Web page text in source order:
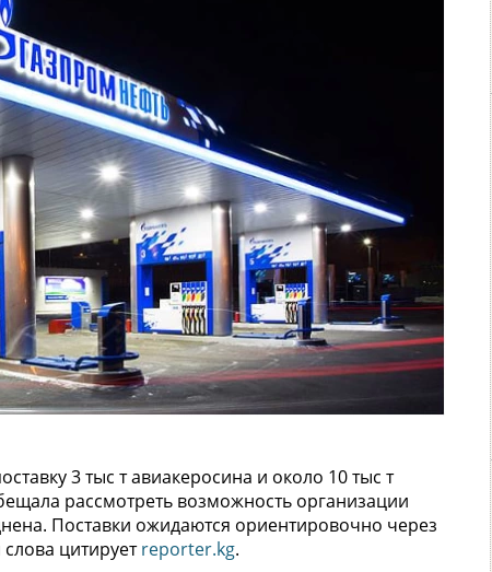
3 тыс т авиакеросина и около 10 тыс т
рассмотреть возможность организации
Поставки ожидаются ориентировочно через
цитируетreporter.kg.